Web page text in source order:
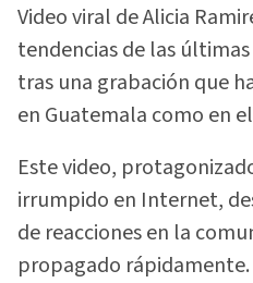
Video viral de Alicia
tendencias de las
tras una grabación que
en Guatemala como en
Este video,
irrumpido en Internet,
de reacciones en la
propagado rápidamente.